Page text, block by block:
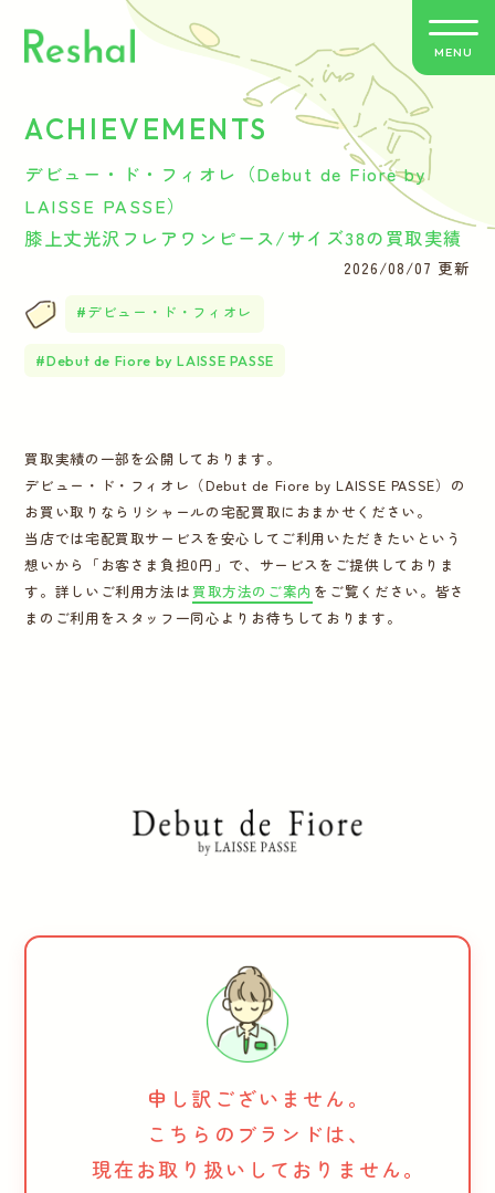
リシャールの特徴
買取方法のご案内
よくあるご質問
バイヤー紹介
運営会社
かんたん買取申込 きっちり買取申込
MENU
ACHIEVEMENTS
デビュー・ド・フィオレ（Debut de Fiore by
LAISSE PASSE）
膝上丈光沢フレアワンピース/サイズ38の買取実績
2026/08/07 更新
デビュー・ド・フィオレ
Debut de Fiore by LAISSE PASSE
買取実績の一部を公開しております。
デビュー・ド・フィオレ（Debut de Fiore by LAISSE PASSE）の
お買い取りならリシャールの宅配買取におまかせください。
当店では宅配買取サービスを安心してご利用いただきたいという
想いから「お客さま負担0円」で、サービスをご提供しておりま
す。詳しいご利用方法は 買取方法のご案内 をご覧ください。皆さ
まのご利用をスタッフ一同心よりお待ちしております。
申し訳ございません。
こちらのブランドは、
現在お取り扱いしておりません。